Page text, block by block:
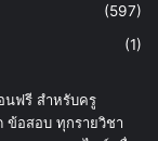
(597)
(1)
นฟรี สำหรับครู
ข้อสอบ ทุกรายวิชา